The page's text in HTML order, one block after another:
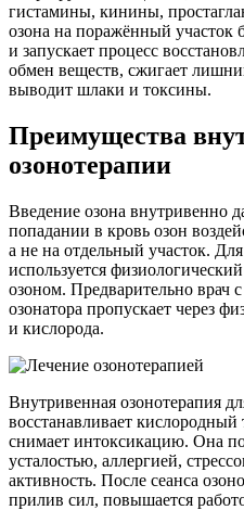
гистамины, кинины,
озона на поражённый участок
и запускает процесс
обмен веществ, сжигает
выводит шлаки и токсины.
Преимущества
озонотерапии
Введение озона внутривенно
попадании в кровь озон
а не на отдельный участок.
используется
озоном. Предварительно врач
озонатора пропускает через
и кислорода.
Внутривенная озонотерапия
восстанавливает
снимает интоксикацию. Она
усталостью, аллергией,
активность. После сеанса
прилив сил, повышается